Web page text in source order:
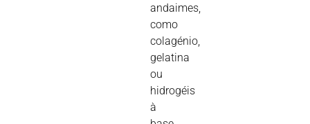
andaimes,
como
colagénio,
gelatina
ou
hidrogéis
à